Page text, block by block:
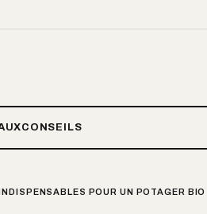
CONSEILS
POUR UN POTAGER BIO